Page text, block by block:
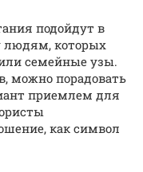
подойдут в
людям, которых
семейные узы.
можно порадовать
приемлем для
как символ